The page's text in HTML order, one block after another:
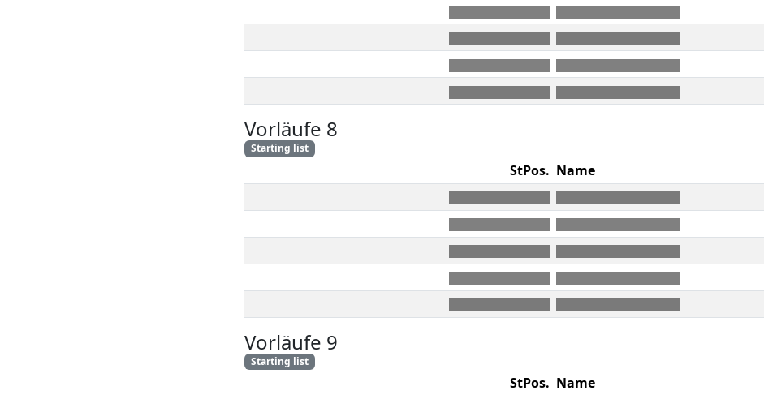
Vorläufe 8
Starting list
StPos. Name
Vorläufe 9
Starting list
StPos. Name